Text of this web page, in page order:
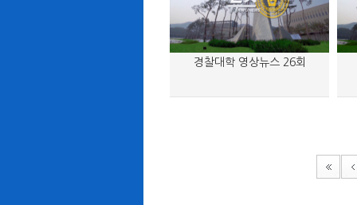
경찰대학 영상뉴스 26회